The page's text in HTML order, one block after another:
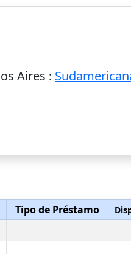
Aires :
Tipo de Préstamo